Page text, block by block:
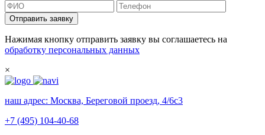
Отправить заявку
Нажимая кнопку отправить заявку вы соглашаетесь на
обработку персональных данных
×
наш адрес: Москва, Береговой проезд, 4/6с3
+7 (495) 104-40-68